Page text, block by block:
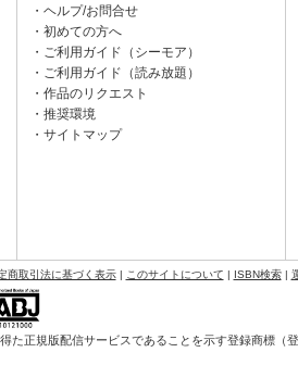
ヘルプ/お問合せ
初めての方へ
ご利用ガイド（シーモア）
ご利用ガイド（読み放題）
作品のリクエスト
推奨環境
サイトマップ
商取引法に基づく表示| このサイトについて | ISBN検索|
正規版配信サービスであることを示す登録商標（